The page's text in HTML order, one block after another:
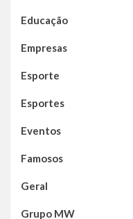
Educação
Empresas
Esporte
Esportes
Eventos
Famosos
Geral
Grupo MW